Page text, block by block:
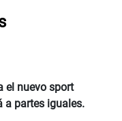
el nuevo sport
a partes iguales.